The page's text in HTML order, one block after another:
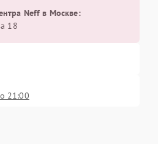
Neff в Москве:
18
21:00